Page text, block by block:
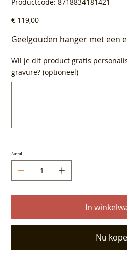
8718834181421
Prijs
€ 119,00
Geelgouden hanger met een
Wil je dit product gratis
gravure? (optioneel)
Aantal
In
Nu